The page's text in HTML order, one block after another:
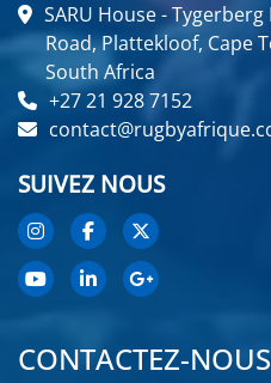
SARU House -
Road, Plattekloof, Cape
South Africa
+27 21 928 7152
SUIVEZ NOUS
CONTACTEZ-NOUS